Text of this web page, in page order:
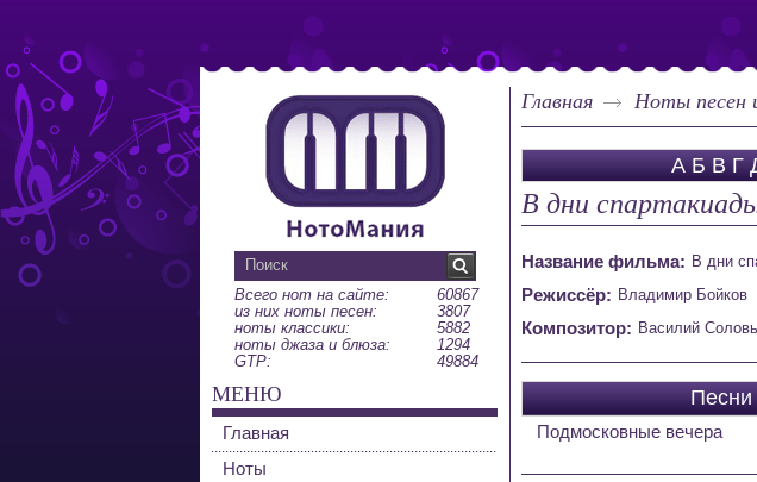
Главная Ноты песен
А Б В Г
В дни
Название фильма: В дни
Режиссёр: Владимир Бойков
Композитор: Василий
Песни
Подмосковные вечера
Всего нот на сайте:
60867
из них ноты песен:
3807
ноты классики:
5882
ноты джаза и блюза:
1294
GTP:
49884
МЕНЮ
Главная
Ноты